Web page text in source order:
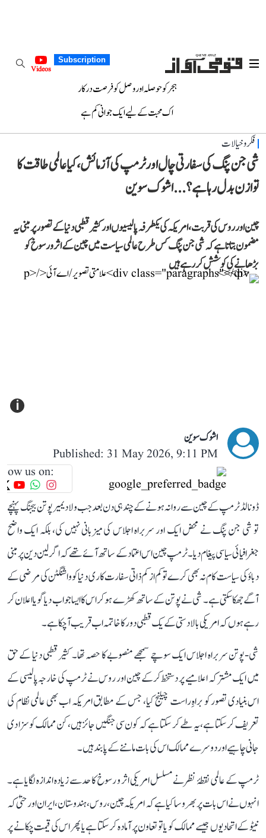
Subscription
Videos
ہجر کو حوصلہ اور وصل کو فرصت درکار
اک محبت کے لیے ایک جوانی کم ہے
فکر و خیالات
شی جن پنگ کی سفارتی چال اور ٹرمپ کی آزمائش، کیا عالمی طاقت کا
توازن بدل رہا ہے؟...اشوک سوین
چین اور روس کی قربت، امریکہ کی یکطرفہ پالیسیوں اور کثیر قطبی دنیا کے تصور پر مبنی یہ
مضمون بتاتا ہے کہ شی جن پنگ کس طرح عالمی سیاست میں چین کے اثر و رسوخ کو
بڑھانے کی کوشش کر رہے ہیں
i
اشوک سوین
Published: 31 May 2026, 9:11 PM
us on:
ڈونالڈ ٹرمپ کے چین سے روانہ ہونے کے چند ہی دن بعد جب ولادیمیر پوتن بیجنگ پہنچے
تو شی جن پنگ نے محض ایک اور سربراہ اجلاس کی میزبانی نہیں کی، بلکہ ایک واضح
جغرافیائی سیاسی پیغام دیا۔ ٹرمپ چین اس اعتماد کے ساتھ آئے تھے کہ اگر لین دین پر مبنی
دباؤ کی سیاست کام نہ بھی کرے تو کم از کم ذاتی سفارت کاری دنیا کو واشنگٹن کی مرضی کے
آگے جھکا سکتی ہے۔ شی نے پوتن کے ساتھ کھڑے ہو کر اس کا ایسا جواب دیا گویا اعلان کر
رہے ہوں کہ امریکی بالادستی کے یک قطبی دور کا خاتمہ اب قریب آ چکا ہے۔
شی-پوتن سربراہ اجلاس ایک سوچے سمجھے منصوبے کا حصہ تھا۔ کثیر قطبی دنیا کے حق
میں ایک مشترکہ اعلامیے پر دستخط کرکے چین اور روس نے ٹرمپ کی خارجہ پالیسی کے
اس بنیادی تصور کو براہِ راست چیلنج کیا، جس کے مطابق امریکہ اب بھی عالمی نظام کی
تعریف کر سکتا ہے، یہ طے کر سکتا ہے کہ کون سی جنگیں جائز ہیں، کن ممالک کو سزا دی
جانی چاہیے اور دوسرے ممالک اس کی بات ماننے کے پابند ہیں۔
ٹرمپ کے عالمی نقطۂ نظر نے مسلسل امریکی اثر و رسوخ کا حد سے زیادہ اندازہ لگایا ہے۔
انہوں نے اس بات پر بھروسا کیا ہے کہ امریکہ چین، روس، ہندوستان، ایران اور حتیٰ کہ
نیٹو کے اتحادیوں جیسے ممالک کو یا تو تعاون پر آمادہ کر سکتا ہے یا پھر اس کی قیمت چکانے پر